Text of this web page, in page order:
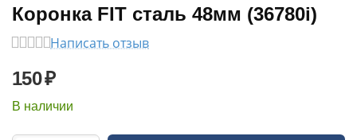
Коронка FIT сталь 48мм (36780i)
Написать отзыв
150₽
В наличии